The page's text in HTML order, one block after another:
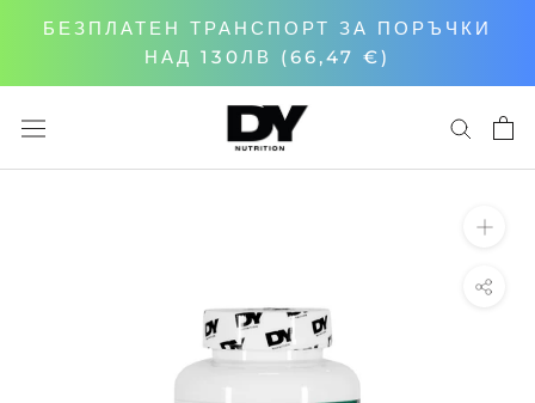
съдържанието
БЕЗПЛАТЕН ТРАНСПОРТ ЗА ПОРЪЧКИ
НАД 130ЛВ (66,47 €)